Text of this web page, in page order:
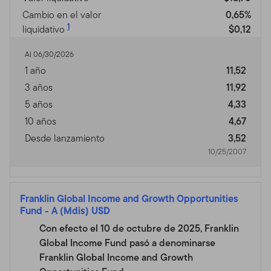
Cambio en el valor
liquidativo 1
0,65%
$0,12
Al 06/30/2026
1 año
11,52
3 años
11,92
5 años
4,33
10 años
4,67
Desde lanzamiento
3,52
10/25/2007
Franklin Global Income and Growth Opportunities
Fund - A (Mdis) USD
Con efecto el 10 de octubre de 2025, Franklin
Global Income Fund pasó a denominarse
Franklin Global Income and Growth
Franklin Templeton (en adelante "Fondo(s)"). Franklin
Resources, Inc. [NYSE: BEN] es una organización
global de inversiones operando como Franklin
Templeton Investments. A través de varias entidades,
Franklin Templeton Investments provee servicios de
inversión, de accionista y de distribución tanto
globales como en Estados Unidos a los Fondos
Franklin, Templeton y Franklin Mutual Series y a
cuentas institucionales, al igual que servicios de
cuentas internacionales separadas.
corredores calificados,
asesores profesionales e
inversionistas
Este sitio está dirigido a ciertos sub distribuidores